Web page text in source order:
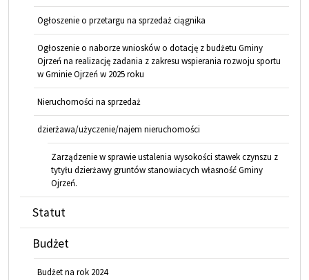
Ogłoszenie o przetargu na sprzedaż ciągnika
Ogłoszenie o naborze wniosków o dotację z budżetu Gminy
Ojrzeń na realizację zadania z zakresu wspierania rozwoju sportu
w Gminie Ojrzeń w 2025 roku
Nieruchomości na sprzedaż
dzierżawa/użyczenie/najem nieruchomości
Zarządzenie w sprawie ustalenia wysokości stawek czynszu z
tytyłu dzierżawy gruntów stanowiacych własność Gminy
Ojrzeń.
Statut
Budżet
Budżet na rok 2024